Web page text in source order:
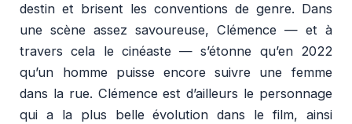
destin et brisent les conventions de genre. Dans
une scène assez savoureuse, Clémence — et à
travers cela le cinéaste — s’étonne qu’en 2022
qu’un homme puisse encore suivre une femme
dans la rue. Clémence est d’ailleurs le personnage
qui a la plus belle évolution dans le film, ainsi